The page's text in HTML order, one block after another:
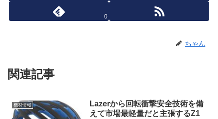
0
ちゃん
関連記事
機材情報
Lazerから回転衝撃安全技術を備
えて市場最軽量だと主張するZ1